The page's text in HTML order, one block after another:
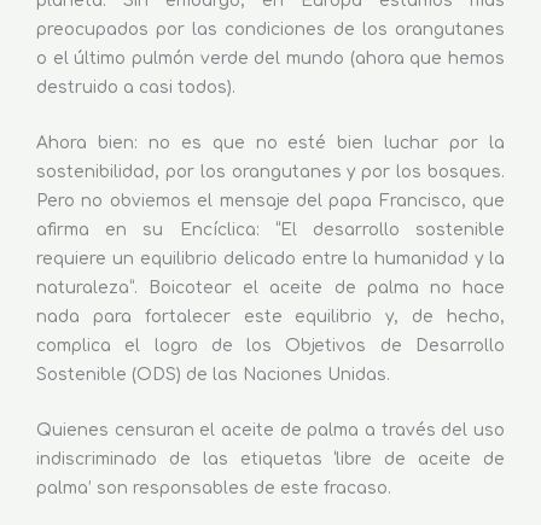
preocupados por las condiciones de los orangutanes
o el último pulmón verde del mundo (ahora que hemos
destruido a casi todos).
Ahora bien: no es que no esté bien luchar por la
sostenibilidad, por los orangutanes y por los bosques.
Pero no obviemos el mensaje del papa Francisco, que
afirma en su Encíclica: “El desarrollo sostenible
requiere un equilibrio delicado entre la humanidad y la
naturaleza”. Boicotear el aceite de palma no hace
nada para fortalecer este equilibrio y, de hecho,
complica el logro de los Objetivos de Desarrollo
Sostenible (ODS) de las Naciones Unidas.
Quienes censuran el aceite de palma a través del uso
indiscriminado de las etiquetas ‘libre de aceite de
palma’ son responsables de este fracaso.